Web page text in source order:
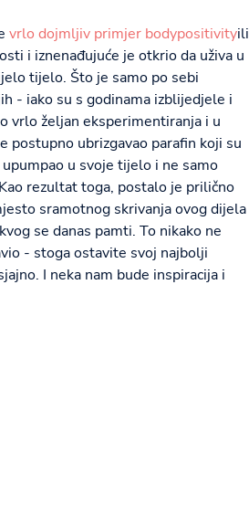
vrlo dojmljiv primjer bodypositivityili
i iznenađujuće je otkrio da uživa u
tijelo. Što je samo po sebi
- iako su s godinama izblijedjele i
vrlo željan eksperimentiranja i u
postupno ubrizgavao parafin koji su
u svoje tijelo i ne samo
rezultat toga, postalo je prilično
sramotnog skrivanja ovog dijela
se danas pamti. To nikako ne
- stoga ostavite svoj najbolji
I neka nam bude inspiracija i